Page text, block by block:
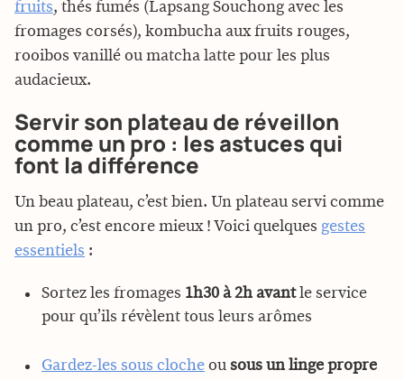
fruits, thés fumés (Lapsang Souchong avec les
fromages corsés), kombucha aux fruits rouges,
rooibos vanillé ou matcha latte pour les plus
audacieux.
Servir son plateau de réveillon
comme un pro : les astuces qui
font la différence
Un beau plateau, c’est bien. Un plateau servi comme
un pro, c’est encore mieux ! Voici quelques gestes
essentiels :
Sortez les fromages 1h30 à 2h avantle service
pour qu’ils révèlent tous leurs arômes
Gardez-les sous cloche ou sous un linge propre